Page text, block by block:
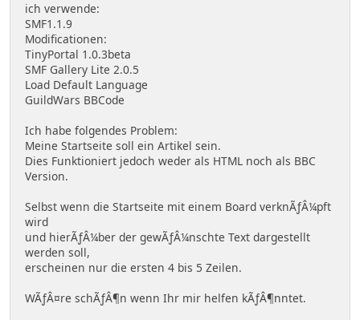
ich verwende:
SMF1.1.9
Modificationen:
TinyPortal 1.0.3beta
SMF Gallery Lite 2.0.5
Load Default Language
GuildWars BBCode
Ich habe folgendes Problem:
Meine Startseite soll ein Artikel sein.
Dies Funktioniert jedoch weder als HTML noch als BBC
Version.
Selbst wenn die Startseite mit einem Board verknÃƒÂ¼pft
wird
und hierÃƒÂ¼ber der gewÃƒÂ¼nschte Text dargestellt
werden soll,
erscheinen nur die ersten 4 bis 5 Zeilen.
WÃƒÂ¤re schÃƒÂ¶n wenn Ihr mir helfen kÃƒÂ¶nntet.